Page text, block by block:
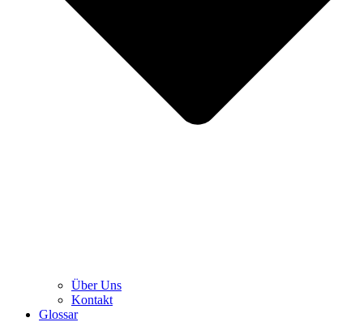
Über Uns
Kontakt
Glossar